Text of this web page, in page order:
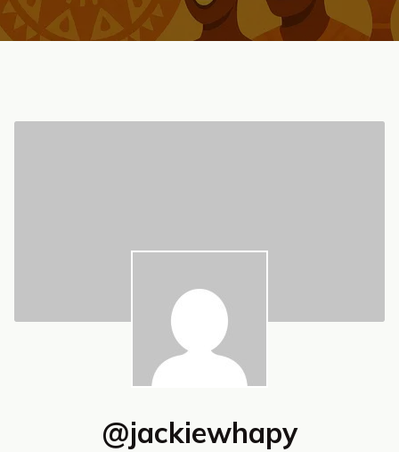
@jackiewhapy